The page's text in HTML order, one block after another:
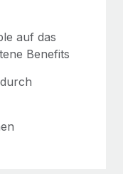
auf das
Benefits